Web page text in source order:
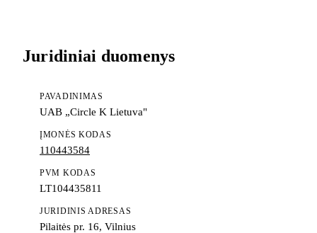
Juridiniai duomenys
PAVADINIMAS
UAB „Circle K Lietuva"
ĮMONĖS KODAS
110443584
PVM KODAS
LT104435811
JURIDINIS ADRESAS
Pilaitės pr. 16, Vilnius